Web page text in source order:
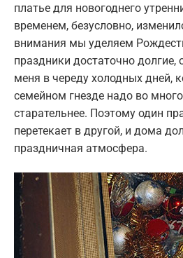
платье для новогоднего
временем, безусловно,
внимания мы уделяем
праздники достаточно долгие,
меня в череду холодных дней,
семейном гнезде надо во
старательнее. Поэтому один
перетекает в другой, и дома
праздничная атмосфера.